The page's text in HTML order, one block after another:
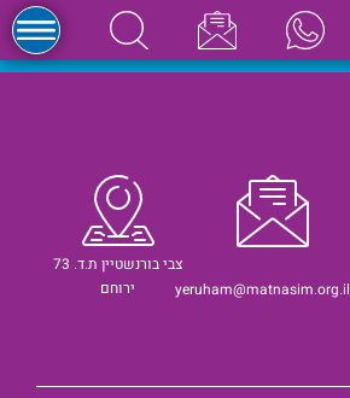
yeruham@matnasim.org.il
צבי בורנשטיין ת.ד. 73
ירוחם